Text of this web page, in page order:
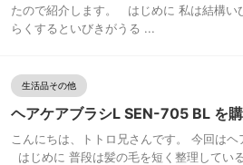
たので紹介します。 はじめに 私は結構い
らくするといびきがうる ...
生活品その他
ヘアケアブラシL SEN-705 BL を
こんにちは、トトロ兄さんです。 今回は
はじめに 普段は髪の毛を短く整理してい